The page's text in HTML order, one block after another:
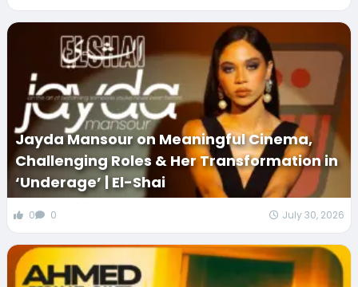
Jayda Mansour on Meaningful Cinema,
Challenging Roles & Her Transformation in
‘Underage’ | El-Shai
0 0 July 30, 2026